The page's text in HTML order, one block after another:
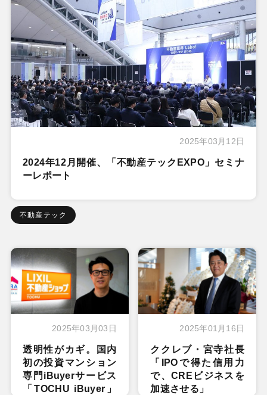
2025年03月12日
2024年12月開催、「不動産テックEXPO」セミナ
ーレポート
不動産テック
2025年03月03日
透明性がカギ。国内
初の投資マンション
専門iBuyerサービス
「TOCHU iBuyer」
2025年01月16日
ククレブ・宮寺社長
「IPOで得た信用力
で、CREビジネスを
加速させる」